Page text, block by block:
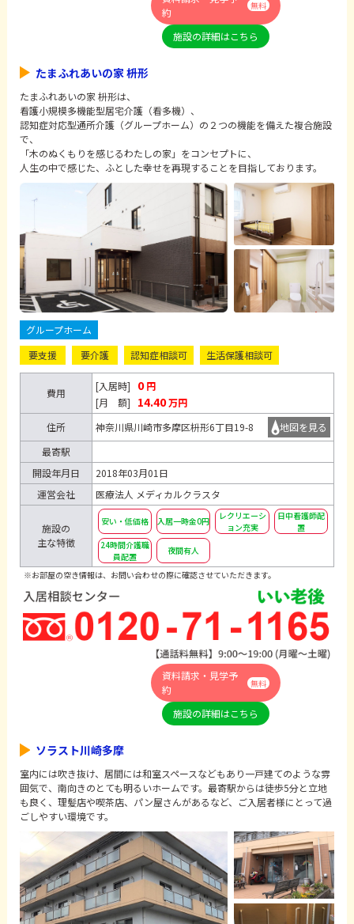
約
無料
施設の詳細はこちら
たまふれあいの家 枡形
たまふれあいの家 枡形は、
看護小規模多機能型居宅介護（看多機）、
認知症対応型通所介護（グループホーム）の２つの機能を備えた複合施設
で、
「木のぬくもりを感じるわたしの家」をコンセプトに、
人生の中で感じた、ふとした幸せを再現することを目指しております。
グループホーム
要支援
要介護 認知症相談可 生活保護相談可
費用
[入居時] 0 円
[月 額]
14.40万円
住所
神奈川県川崎市多摩区枡形6丁目19-8
地図を見る
最寄駅
開設年月日
2018年03月01日
運営会社
医療法人 メディカルクラスタ
施設の
主な特徴
安い・低価格 入居一時金0円
レクリエーシ
ョン充実
日中看護師配
置
24時間介護職
員配置
夜間有人
※お部屋の空き情報は、お問い合わせの際に確認させていただきます。
資料請求・見学予
約
無料
施設の詳細はこちら
ソラスト川崎多摩
室内には吹き抜け、居間には和室スペースなどもあり一戸建てのような雰
囲気で、南向きのとても明るいホームです。最寄駅からは徒歩5分と立地
も良く、理髪店や喫茶店、パン屋さんがあるなど、ご入居者様にとって過
ごしやすい環境です。